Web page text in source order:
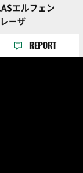
エルフェン
ーザ
REPORT